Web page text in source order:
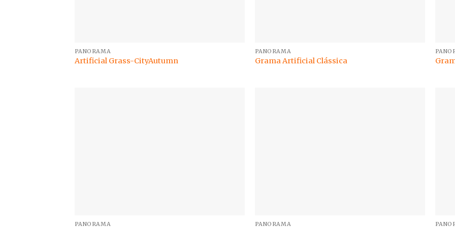
PANORAMA
Artificial Grass-CityAutumn
PANORAMA
Grama Artificial Clássica
PANORAMA PANORAMA